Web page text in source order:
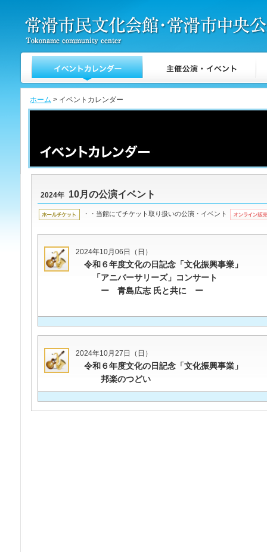
ホーム > イベントカレンダー
2024年 10月の公演イベント
・・当館にてチケット取り扱いの公演・イベント
2024年10月06日（日）
令和６年度文化の日記念「文化振興事業」
「アニバーサリーズ」コンサート
ー 青島広志 氏と共に ー
2024年10月27日（日）
令和６年度文化の日記念「文化振興事業」
邦楽のつどい